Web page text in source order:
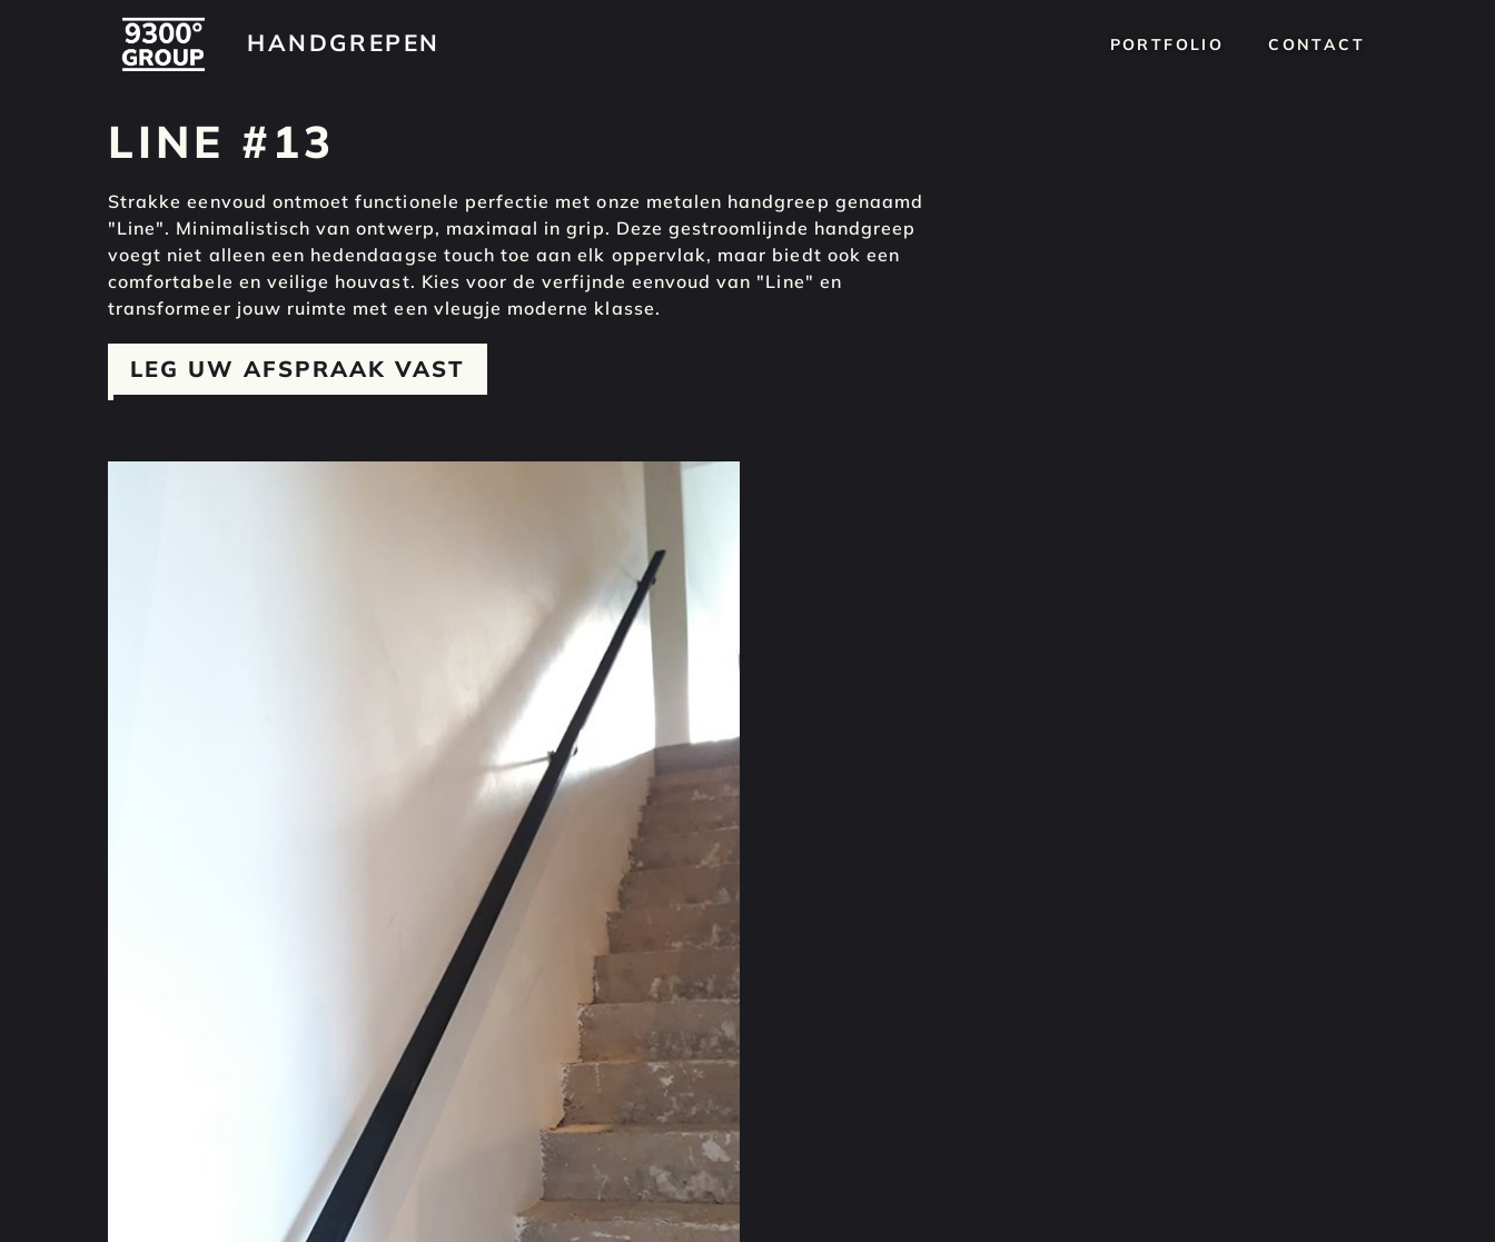
HANDGREPEN PORTFOLIO CONTACT
HANDGREPEN PORTFOLIO CONTACT
LINE #13
Strakke eenvoud ontmoet functionele perfectie met onze metalen handgreep genaamd
"Line". Minimalistisch van ontwerp, maximaal in grip. Deze gestroomlijnde handgreep
voegt niet alleen een hedendaagse touch toe aan elk oppervlak, maar biedt ook een
comfortabele en veilige houvast. Kies voor de verfijnde eenvoud van "Line" en
transformeer jouw ruimte met een vleugje moderne klasse.
LEG UW AFSPRAAK VAST